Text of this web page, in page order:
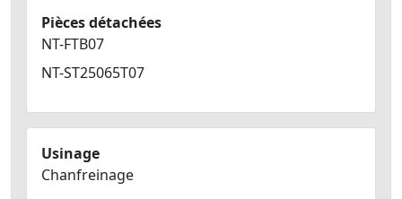
Pièces détachées
NT-FTB07
NT-ST25065T07
Usinage
Chanfreinage